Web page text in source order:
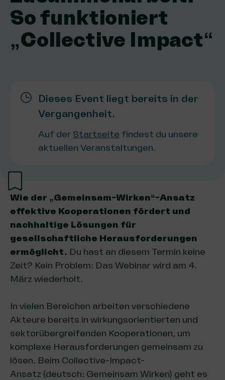
So funktioniert
„Collective Impact“
Dieses Event liegt bereits in der
Vergangenheit.
Auf der Startseite findest du unsere
aktuellen Veranstaltungen.
Wie der „Gemeinsam-Wirken“-Ansatz
effektive Kooperationen fördert und
nachhaltige Lösungen für
gesellschaftliche Herausforderungen
ermöglicht. Du hast an diesem Termin keine
Zeit? Kein Problem: Das Webinar wird am 4.
März wiederholt.
In vielen Bereichen arbeiten verschiedene
Akteure bereits in wirkungsorientierten und
sektorübergreifenden Kooperationen, um
komplexe Herausforderungen gemeinsam zu
lösen. Beim Collective-Impact-
Ansatz (deutsch: Gemeinsam Wirken) geht es